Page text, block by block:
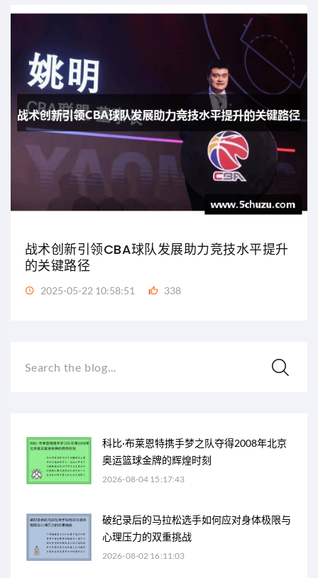
战术创新引领CBA球队发展助力竞技水平提升
的关键路径
2025-05-22 10:58:51 338
Search the blog...
科比·布莱恩特携手梦之队夺得2008年北京
奥运篮球金牌的辉煌时刻
2026-08-04 15:17:43
破纪录后的马拉松选手如何应对身体极限与
心理压力的双重挑战
2026-08-02 16:11:03